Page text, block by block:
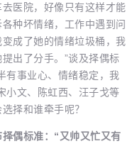
医院，好像只有这样才能
种坏情绪，工作中遇到问
成了她的情绪垃圾桶，我
出了分手。”谈及择偶标
有事业心、情绪稳定，我
小文、陈虹西、汪子戈等
择和谁牵手呢？
偶标准：“又帅又忙又有